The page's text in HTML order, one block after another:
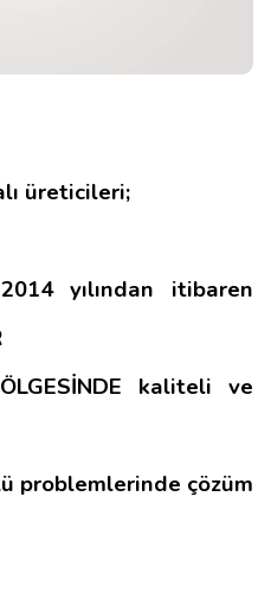
üreticileri;
yılından itibaren
kaliteli ve
problemlerinde çözüm